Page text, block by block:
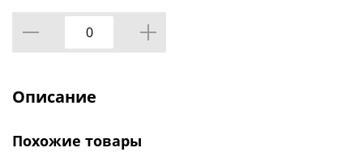
Описание
Похожие товары